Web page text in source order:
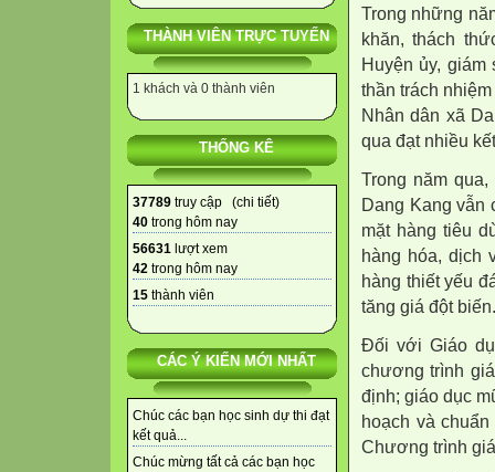
THÀNH VIÊN TRỰC TUYẾN
1 khách và 0 thành viên
THỐNG KÊ
37789 truy cập (chi tiết)
40 trong hôm nay
56631 lượt xem
42 trong hôm nay
15 thành viên
CÁC Ý KIẾN MỚI NHẤT
Chúc các bạn học sinh dự thi đạt
kết quả...
Chúc mừng tất cả các bạn học
Trong những
khăn, thách
Huyện ủy,
thần trách
Nhân dân xã
qua đạt nhiều
Trong năm
Dang Kang vẫn
mặt hàng tiêu
hàng hóa, dịch
hàng thiết yếu
tăng giá đột biến.
Đối với Giáo
chương trình
định; giáo dục
hoạch và
Chương trình